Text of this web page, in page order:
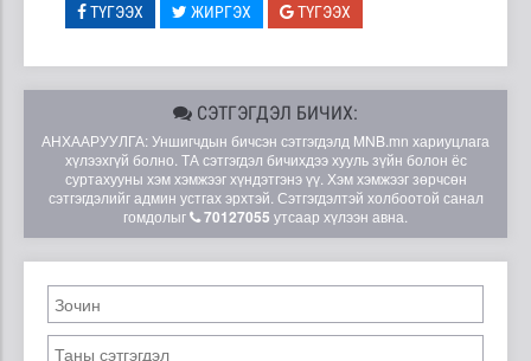
ТҮГЭЭХ ЖИРГЭХ ТҮГЭЭХ
СЭТГЭГДЭЛ БИЧИХ:
АНХААРУУЛГА: Уншигчдын бичсэн сэтгэгдэлд MNB.mn хариуцлага
хүлээхгүй болно. ТА сэтгэгдэл бичихдээ хууль зүйн болон ёс
суртахууны хэм хэмжээг хүндэтгэнэ үү. Хэм хэмжээг зөрчсөн
сэтгэгдэлийг админ устгах эрхтэй. Сэтгэгдэлтэй холбоотой санал
гомдолыг
70127055 утсаар хүлээн авна.